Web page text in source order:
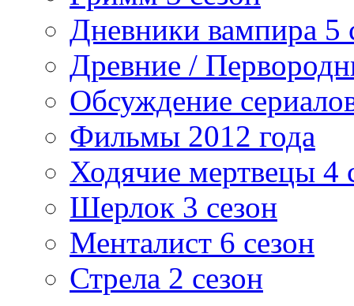
Дневники вампира 5
Древние /
Обсуждение
Фильмы 2012 года
Ходячие мертвецы 4
Шерлок 3 сезон
Менталист 6 сезон
Стрела 2 сезон